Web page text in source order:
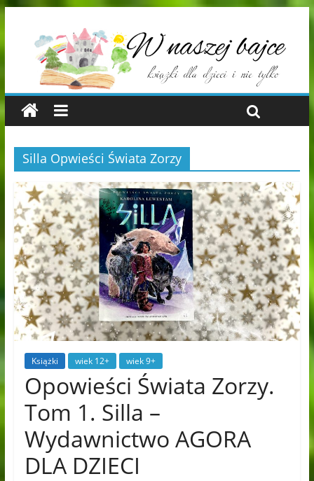
Silla Opwieści Świata Zorzy
Książki wiek 12+ wiek 9+
Opowieści Świata Zorzy.
Tom 1. Silla –
Wydawnictwo AGORA
DLA DZIECI